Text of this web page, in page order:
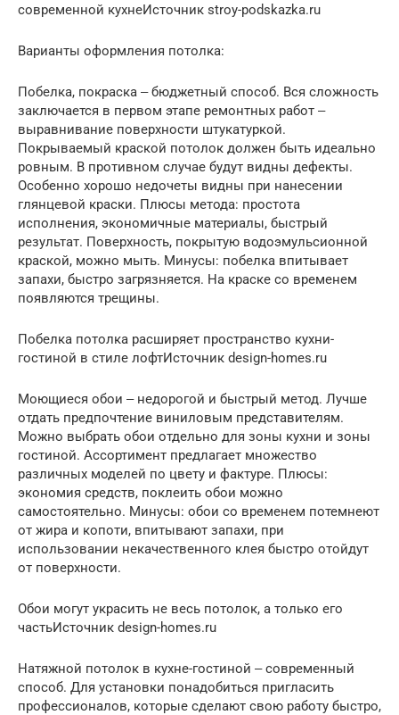
современной кухнеИсточник stroy-podskazka.ru
Варианты оформления потолка:
Побелка, покраска ‒ бюджетный способ. Вся сложность
заключается в первом этапе ремонтных работ ‒
выравнивание поверхности штукатуркой.
Покрываемый краской потолок должен быть идеально
ровным. В противном случае будут видны дефекты.
Особенно хорошо недочеты видны при нанесении
глянцевой краски. Плюсы метода: простота
исполнения, экономичные материалы, быстрый
результат. Поверхность, покрытую водоэмульсионной
краской, можно мыть. Минусы: побелка впитывает
запахи, быстро загрязняется. На краске со временем
появляются трещины.
Побелка потолка расширяет пространство кухни-
гостиной в стиле лофтИсточник design-homes.ru
Моющиеся обои ‒ недорогой и быстрый метод. Лучше
отдать предпочтение виниловым представителям.
Можно выбрать обои отдельно для зоны кухни и зоны
гостиной. Ассортимент предлагает множество
различных моделей по цвету и фактуре. Плюсы:
экономия средств, поклеить обои можно
самостоятельно. Минусы: обои со временем потемнеют
от жира и копоти, впитывают запахи, при
использовании некачественного клея быстро отойдут
от поверхности.
Обои могут украсить не весь потолок, а только его
частьИсточник design-homes.ru
Натяжной потолок в кухне-гостиной ‒ современный
способ. Для установки понадобиться пригласить
профессионалов, которые сделают свою работу быстро,